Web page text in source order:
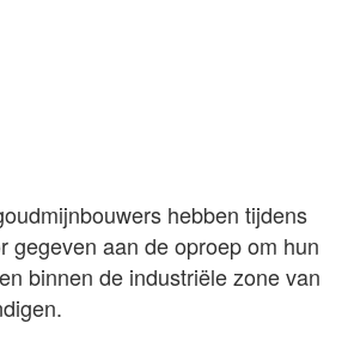
hebben tijdens
gegeven aan de oproep om hun
binnen de industriële zone van